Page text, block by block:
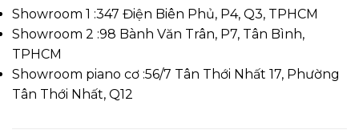
Showroom 1 :347 Điện Biên Phủ, P4, Q3, TPHCM
Showroom 2 :98 Bành Văn Trân, P7, Tân Bình,
TPHCM
Showroom piano cơ :56/7 Tân Thới Nhất 17, Phường
Tân Thới Nhất, Q12